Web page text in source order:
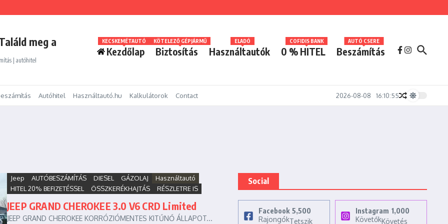
meg a
| autóhitel
Kezdőlap
KECSKEMÉTAUTÓ
Biztosítás
KÖTELEZŐ GÉPJÁRMŰ
Használtautók
ELADÓ
0 % HITEL
COFIDIS BANK
Beszámítás
AUTÓ CSERE
Autóhitel Használtautó.hu Kalkulátorok Contact 2026-08-08 16:10:55
Jeep AUTÓBESZÁMÍTÁS DIESEL GÁZOLAJ
Használtautó
HITEL 20% BEFIZETÉSSEL
ÖSSZKERÉKHAJTÁS RÉSZLETRE IS
JEEP GRAND CHEROKEE 3.0 V6 CRD Limited
JEEP GRAND CHEROKEE KORRÓZIÓMENTES KITŰNŐ ÁLLAPOT...
Social
Facebook 5,500
RajongókTetszik
Instagram 1,000
KövetőkKövetés